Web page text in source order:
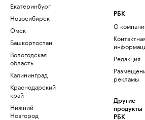
Екатеринбург
Новосибирск
Омск
Башкортостан
Вологодская
область
Калининград
Краснодарский
край
Нижний
Новгород
РБК
О
Редакция
рекламы
Другие
продукты
РБК